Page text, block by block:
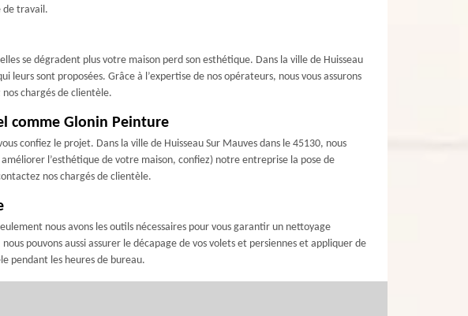
de travail.
se dégradent plus votre maison perd son esthétique. Dans la ville de Huisseau
sont proposées. Grâce à l’expertise de nos opérateurs, nous vous assurons
chargés de clientèle.
comme Glonin Peinture
confiez le projet. Dans la ville de Huisseau Sur Mauves dans le 45130, nous
l’esthétique de votre maison, confiez) notre entreprise la pose de
nos chargés de clientèle.
nous avons les outils nécessaires pour vous garantir un nettoyage
pouvons aussi assurer le décapage de vos volets et persiennes et appliquer de
pendant les heures de bureau.